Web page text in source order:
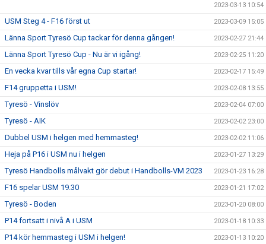
2023-03-13 10:54
USM Steg 4 - F16 först ut 2023-03-09 15:05
Länna Sport Tyresö Cup tackar för denna gången! 2023-02-27 21:44
Länna Sport Tyresö Cup - Nu är vi igång! 2023-02-25 11:20
En vecka kvar tills vår egna Cup startar! 2023-02-17 15:49
F14 gruppetta i USM! 2023-02-08 13:55
Tyresö - Vinslöv 2023-02-04 07:00
Tyresö - AIK 2023-02-02 23:00
Dubbel USM i helgen med hemmasteg! 2023-02-02 11:06
Heja på P16 i USM nu i helgen 2023-01-27 13:29
Tyresö Handbolls målvakt gör debut i Handbolls-VM 2023 2023-01-23 16:28
F16 spelar USM 19.30 2023-01-21 17:02
Tyresö - Boden 2023-01-20 08:00
P14 fortsatt i nivå A i USM 2023-01-18 10:33
P14 kör hemmasteg i USM i helgen! 2023-01-13 10:20